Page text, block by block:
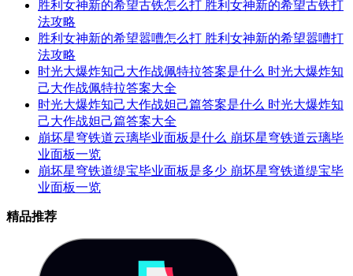
胜利女神新的希望古铁怎么打 胜利女神新的希望古铁打
法攻略
胜利女神新的希望嚣嘈怎么打 胜利女神新的希望嚣嘈打
法攻略
时光大爆炸知己大作战佩特拉答案是什么 时光大爆炸知
己大作战佩特拉答案大全
时光大爆炸知己大作战妲己篇答案是什么 时光大爆炸知
己大作战妲己篇答案大全
崩坏星穹铁道云璃毕业面板是什么 崩坏星穹铁道云璃毕
业面板一览
崩坏星穹铁道缇宝毕业面板是多少 崩坏星穹铁道缇宝毕
业面板一览
精品推荐